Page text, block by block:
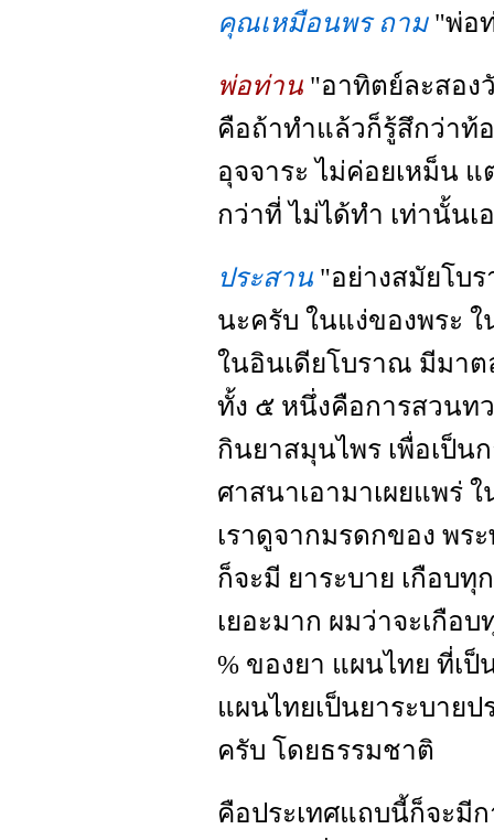
คุณเหมือนพร ถาม"พ่อ
พ่อท่าน "อาทิตย์ละสอง
คือถ้าทำแล้วก็รู้สึกว่าท้
อุจจาระ ไม่ค่อยเหม็น
กว่าที่ ไม่ได้ทำ เท่านั้นเ
ประสาน "อย่างสมัยโบ
นะครับ ในแง่ของพระ
ในอินเดียโบราณ มีมา
ทั้ง ๕ หนึ่งคือการสวนท
กินยาสมุนไพร เพื่อเป็น
ศาสนาเอามาเผยแพร่
เราดูจากมรดกของ พ
ก็จะมี ยาระบาย เกือบทุ
เยอะมาก ผมว่าจะเกือ
% ของยา แผนไทย ที่เป็
แผนไทยเป็นยาระบายป
ครับ โดยธรรมชาติ
คือประเทศแถบนี้ก็จะมี